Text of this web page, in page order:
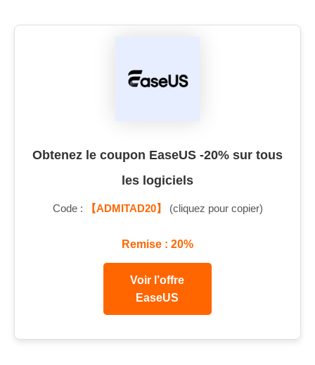
Obtenez le coupon EaseUS -20% sur tous
les logiciels
Code : 【ADMITAD20】 (cliquez pour copier)
Remise : 20%
Voir l’offre
EaseUS